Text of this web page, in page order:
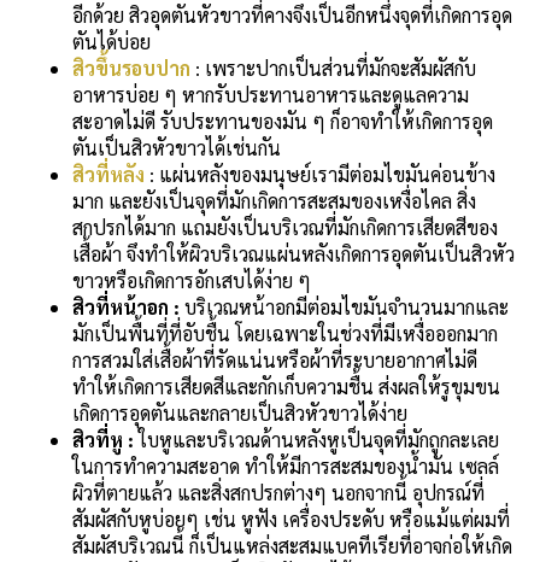
อีกด้วย สิวอุดตันหัวขาวที่คางจึงเป็นอีกหนึ่งจุดที่เกิดการอุด
ตันได้บ่อย
สิวขึ้นรอบปาก : เพราะปากเป็นส่วนที่มักจะสัมผัสกับ
อาหารบ่อย ๆ หากรับประทานอาหารและดูแลความ
สะอาดไม่ดี รับประทานของมัน ๆ ก็อาจทำให้เกิดการอุด
ตันเป็นสิวหัวขาวได้เช่นกัน
สิวที่หลัง : แผ่นหลังของมนุษย์เรามีต่อมไขมันค่อนข้าง
มาก และยังเป็นจุดที่มักเกิดการสะสมของเหงื่อไคล สิ่ง
สกปรกได้มาก แถมยังเป็นบริเวณที่มักเกิดการเสียดสีของ
เสื้อผ้า จึงทำให้ผิวบริเวณแผ่นหลังเกิดการอุดตันเป็นสิวหัว
ขาวหรือเกิดการอักเสบได้ง่าย ๆ
สิวที่หน้าอก : บริเวณหน้าอกมีต่อมไขมันจำนวนมากและ
มักเป็นพื้นที่ที่อับชื้น โดยเฉพาะในช่วงที่มีเหงื่อออกมาก
การสวมใส่เสื้อผ้าที่รัดแน่นหรือผ้าที่ระบายอากาศไม่ดี
ทำให้เกิดการเสียดสีและกักเก็บความชื้น ส่งผลให้รูขุมขน
เกิดการอุดตันและกลายเป็นสิวหัวขาวได้ง่าย
สิวที่หู :ใบหูและบริเวณด้านหลังหูเป็นจุดที่มักถูกละเลย
ในการทำความสะอาด ทำให้มีการสะสมของน้ำมัน เซลล์
ผิวที่ตายแล้ว และสิ่งสกปรกต่างๆ นอกจากนี้ อุปกรณ์ที่
สัมผัสกับหูบ่อยๆ เช่น หูฟัง เครื่องประดับ หรือแม้แต่ผมที่
สัมผัสบริเวณนี้ ก็เป็นแหล่งสะสมแบคทีเรียที่อาจก่อให้เกิด